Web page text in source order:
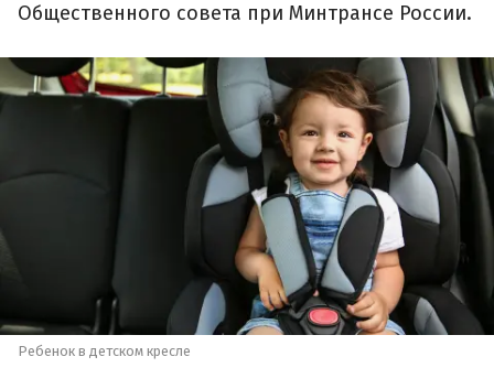
Общественного совета при Минтрансе России.
Ребенок в детском кресле